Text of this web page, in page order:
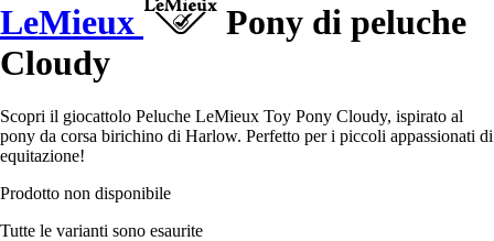
LeMieux
Pony di peluche
Cloudy
Scopri il giocattolo Peluche LeMieux Toy Pony Cloudy, ispirato al
pony da corsa birichino di Harlow. Perfetto per i piccoli appassionati di
equitazione!
Prodotto non disponibile
Tutte le varianti sono esaurite